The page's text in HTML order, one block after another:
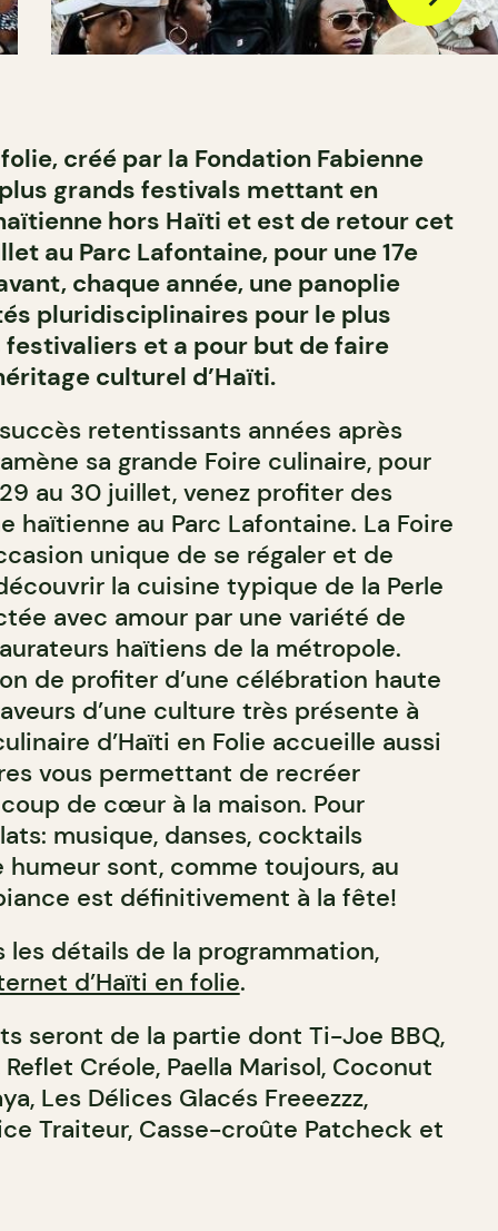
créé par la Fondation Fabienne
grands festivals mettant en
hors Haïti et est de retour cet
au Parc Lafontaine, pour une 17e
chaque année, une panoplie
pluridisciplinaires pour le plus
festivaliers et a pour but de faire
culturel d’Haïti.
retentissants années après
sa grande Foire culinaire, pour
au 30 juillet, venez profiter des
haïtienne au Parc Lafontaine. La Foire
unique de se régaler et de
la cuisine typique de la Perle
avec amour par une variété de
haïtiens de la métropole.
de profiter d’une célébration haute
d’une culture très présente à
d’Haïti en Folie accueille aussi
vous permettant de recréer
de cœur à la maison. Pour
musique, danses, cocktails
sont, comme toujours, au
est définitivement à la fête!
les détails de la programmation,
d’Haïti en folie.
seront de la partie dont Ti-Joe BBQ,
Créole, Paella Marisol, Coconut
Les Délices Glacés Freeezzz,
Traiteur, Casse-croûte Patcheck et